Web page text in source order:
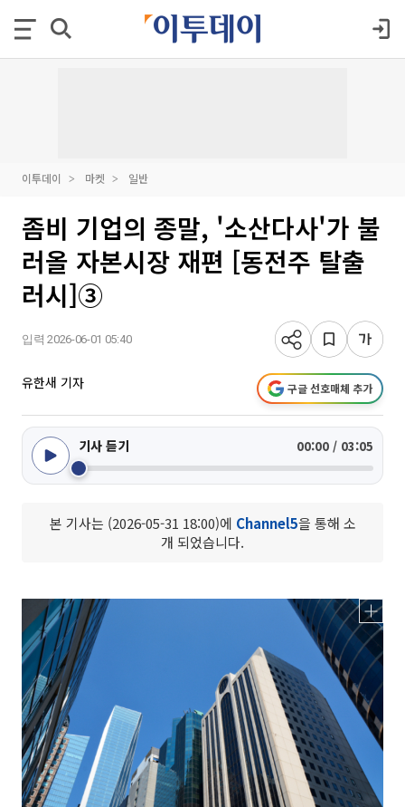
이투데이 마켓 일반
좀비 기업의 종말, '소산다사'가 불
러올 자본시장 재편 [동전주 탈출
러시]③
입력 2026-06-01 05:40
유한새 기자 구글 선호매체 추가
기사 듣기 00:00 / 03:05
본 기사는 (2026-05-31 18:00)에 Channel5을 통해 소
개 되었습니다.